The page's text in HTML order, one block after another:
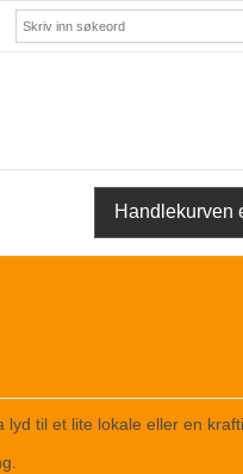
Handlekurven
til et lite lokale eller en